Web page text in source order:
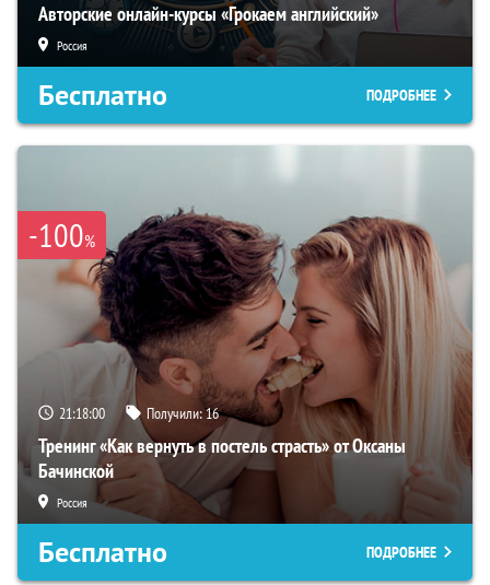
Авторские онлайн-курсы «Грокаем английский»
Россия
Бесплатно ПОДРОБНЕЕ
-100%
21:17:59 Получили:16
Тренинг «Как вернуть в постель страсть» от Оксаны
Бачинской
Россия
Бесплатно ПОДРОБНЕЕ